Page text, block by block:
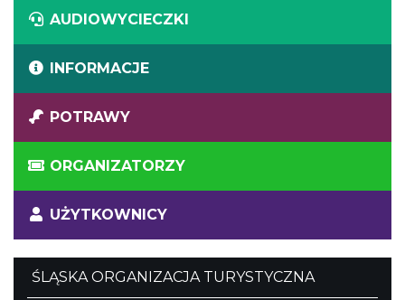
AUDIOWYCIECZKI
INFORMACJE
POTRAWY
ORGANIZATORZY
UŻYTKOWNICY
ŚLĄSKA ORGANIZACJA TURYSTYCZNA